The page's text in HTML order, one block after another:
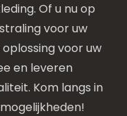
Of u nu op
voor uw
voor uw
en leveren
Kom langs in